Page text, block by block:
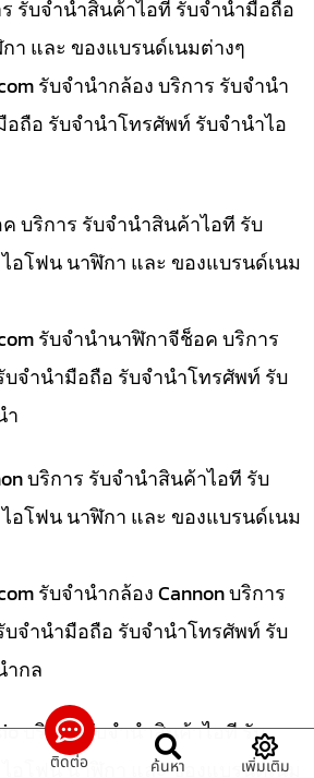
รับจำนำสินค้าไอที รับจำนำมือถือ
า และ ของแบรนด์เนมต่างๆ
รับจำนำกล้อง บริการ รับจำนำ
ถือ รับจำนำโทรศัพท์ รับจำนำไอ
บริการ รับจำนำสินค้าไอที รับ
อโฟน นาฬิกา และ ของแบรนด์เนม
รับจำนำนาฬิกาจีช็อค บริการ
จำนำมือถือ รับจำนำโทรศัพท์ รับ
ำ
บริการ รับจำนำสินค้าไอที รับ
อโฟน นาฬิกา และ ของแบรนด์เนม
รับจำนำกล้อง Cannon บริการ
จำนำมือถือ รับจำนำโทรศัพท์ รับ
ำกล
บริการ รับจำนำสินค้าไอที รับ
อโฟน นาฬิกา และ ของแบรนด์เนม
ติดต่อ ค้นหา เพิ่มเติม